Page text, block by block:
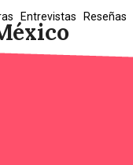
Entrevistas Reseñas